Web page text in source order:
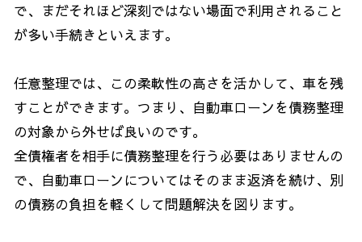
で、まだそれほど深刻ではない場面で利用されること
が多い手続きといえます。
任意整理では、この柔軟性の高さを活かして、車を残
すことができます。つまり、自動車ローンを債務整理
の対象から外せば良いのです。
全債権者を相手に債務整理を行う必要はありませんの
で、自動車ローンについてはそのまま返済を続け、別
の債務の負担を軽くして問題解決を図ります。